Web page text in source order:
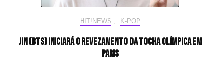
HIT!NEWS K-POP
Jin (BTS) iniciará o revezamento da tocha olímpica em
Paris